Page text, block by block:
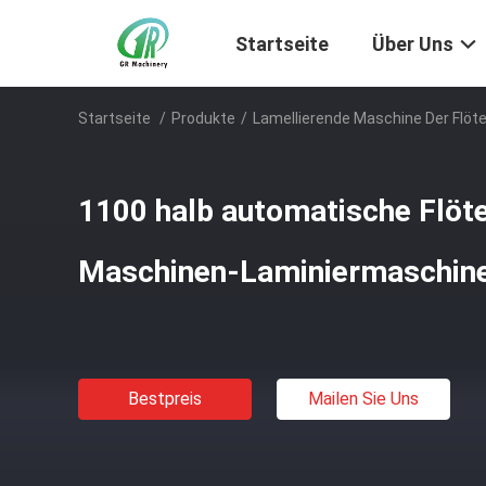
Startseite Über Uns
Startseite / Produkte / Lamellierende Maschine Der Flöte
1100 halb automatische
Maschinen-
Bestpreis Mailen Sie Uns